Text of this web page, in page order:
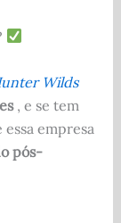
Wilds
, e se tem
essa empresa
pós-